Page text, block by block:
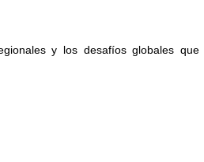
y los desafíos globales